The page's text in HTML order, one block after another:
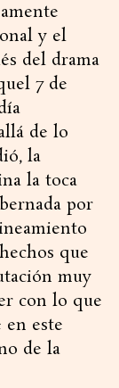
y el
del drama
7 de
de lo
la
la toca
por
que
muy
con lo que
este
de la